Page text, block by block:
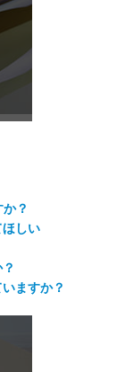
？
しい
ますか？